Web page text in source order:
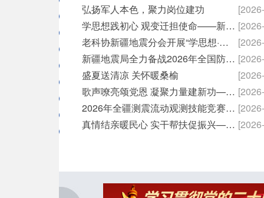
弘扬军人本色，聚力岗位建功
学思想践初心 观变迁担使命——新疆地震局离退休党总支开展“学思想·看变化·助发展”专题调研
老科协新疆地震分会开展“学思想·看变化·助发展”专题调研活动
新疆地震局全力备战2026年全国防震减灾地震流动观测测项技能大赛
盛夏送清凉 关怀暖桑榆
歌声嘹亮颂党恩 凝聚力量建新功——新疆地震局参加自治区直属机关庆祝建党105周年歌咏展演
2026年全疆测震流动观测技能竞赛暨专项培训在克拉玛依市成功举办
真情结亲暖民心 实干帮扶促振兴——新疆地震局开展第二轮“民族团结一家亲”走访活动